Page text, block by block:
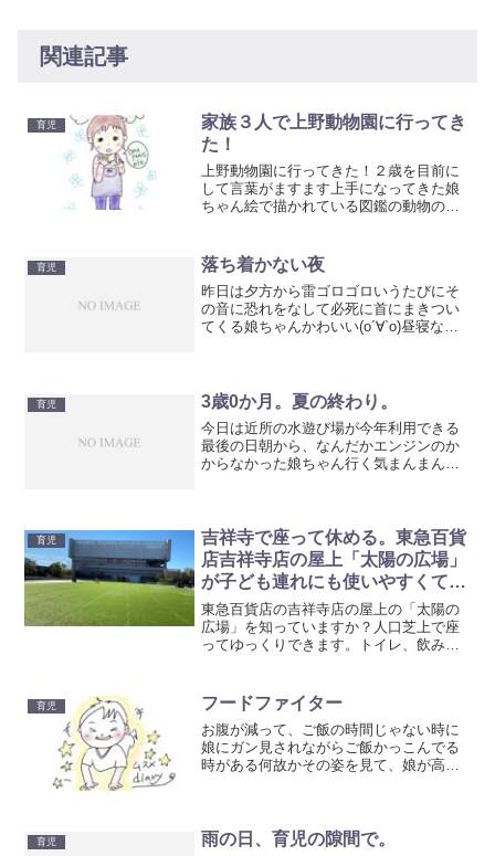
関連記事
育児
家族３人で上野動物園に行ってき
た！
上野動物園に行ってきた！２歳を目前に
して言葉がますます上手になってきた娘
ちゃん絵で描かれている図鑑の動物のペ
くて、テレビサイズの本物じゃなくて本
物をみてもらいたいなと思...
育児 落ち着かない夜
昨日は夕方から雷ゴロゴロいうたびにそ
の音に恐れをなして必死に首にまきつい
てくる娘ちゃんかわいい(о´∀`о)昼寝なし
ま、すやぁあららさ...
育児 3歳0か月。夏の終わり。
今日は近所の水遊び場が今年利用できる
最後の日朝から、なんだかエンジンのか
からなかった娘ちゃん行く気まんまんの
先週の週末で終了だったあ...
育児
吉祥寺で座って休める。東急百貨
店吉祥寺店の屋上「太陽の広場」
が子ども連れにも使いやすくて過
ごしやすい。
東急百貨店の吉祥寺店の屋上の「太陽の
広場」を知っていますか？人口芝上で座
ってゆっくりできます。トイレ、飲み物
す。人の多い吉祥寺の街中で密にならず
にのんびり過ごせる屋外広場のご紹介。
育児 フードファイター
お腹が減って、ご飯の時間じゃない時に
娘にガン見されながらご飯かっこんでる
時がある何故かその姿を見て、娘が高い
ジかっこみ飯娘、間違っては...
育児 雨の日、育児の隙間で。